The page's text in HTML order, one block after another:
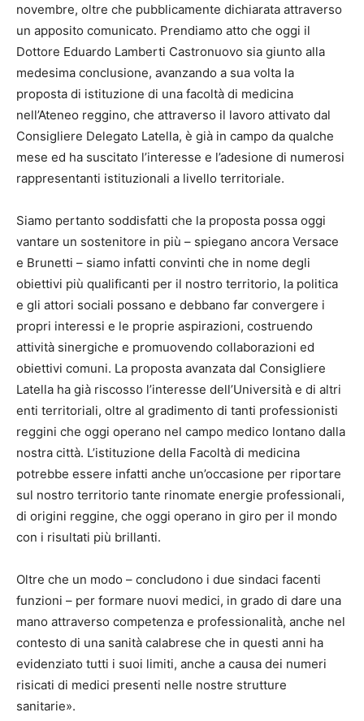
novembre, oltre che pubblicamente dichiarata attraverso
un apposito comunicato. Prendiamo atto che oggi il
Dottore Eduardo Lamberti Castronuovo sia giunto alla
medesima conclusione, avanzando a sua volta la
proposta di istituzione di una facoltà di medicina
nell’Ateneo reggino, che attraverso il lavoro attivato dal
Consigliere Delegato Latella, è già in campo da qualche
mese ed ha suscitato l’interesse e l’adesione di numerosi
rappresentanti istituzionali a livello territoriale.
Siamo pertanto soddisfatti che la proposta possa oggi
vantare un sostenitore in più – spiegano ancora Versace
e Brunetti – siamo infatti convinti che in nome degli
obiettivi più qualificanti per il nostro territorio, la politica
e gli attori sociali possano e debbano far convergere i
propri interessi e le proprie aspirazioni, costruendo
attività sinergiche e promuovendo collaborazioni ed
obiettivi comuni. La proposta avanzata dal Consigliere
Latella ha già riscosso l’interesse dell’Università e di altri
enti territoriali, oltre al gradimento di tanti professionisti
reggini che oggi operano nel campo medico lontano dalla
nostra città. L’istituzione della Facoltà di medicina
potrebbe essere infatti anche un’occasione per riportare
sul nostro territorio tante rinomate energie professionali,
di origini reggine, che oggi operano in giro per il mondo
con i risultati più brillanti.
Oltre che un modo – concludono i due sindaci facenti
funzioni – per formare nuovi medici, in grado di dare una
mano attraverso competenza e professionalità, anche nel
contesto di una sanità calabrese che in questi anni ha
evidenziato tutti i suoi limiti, anche a causa dei numeri
risicati di medici presenti nelle nostre strutture
sanitarie».